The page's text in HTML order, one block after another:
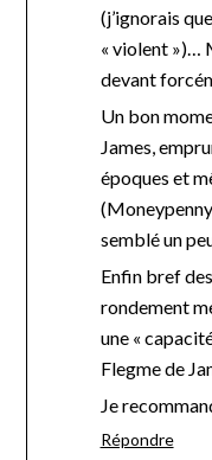
(j’ignorais
« violent »)…
devant
Un bon
James,
époques et
semblé un
Enfin bref
rondement
une «
Flegme de
Je
Répondre